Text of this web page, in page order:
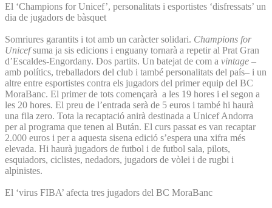
El ‘Champions for Unicef’, personalitats i esportistes ‘disfressats’ un
dia de jugadors de bàsquet
Somriures garantits i tot amb un caràcter solidari. Champions for
Unicefsuma ja sis edicions i enguany tornarà a repetir al Prat Gran
d’Escaldes-Engordany. Dos partits. Un batejat de com a vintage –
amb polítics, treballadors del club i també personalitats del país– i un
altre entre esportistes contra els jugadors del primer equip del BC
MoraBanc. El primer de tots començarà a les 19 hores i el segon a
les 20 hores. El preu de l’entrada serà de 5 euros i també hi haurà
una fila zero. Tota la recaptació anirà destinada a Unicef Andorra
per al programa que tenen al Bután. El curs passat es van recaptar
2.000 euros i per a aquesta sisena edició s’espera una xifra més
elevada. Hi haurà jugadors de futbol i de futbol sala, pilots,
esquiadors, ciclistes, nedadors, jugadors de vòlei i de rugbi i
alpinistes.
El ‘virus FIBA’ afecta tres jugadors del BC MoraBanc